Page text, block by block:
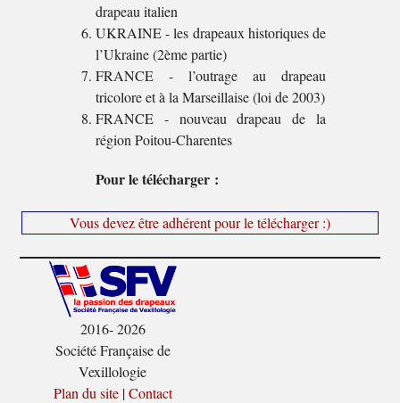
drapeau italien
UKRAINE - les drapeaux historiques de
l’Ukraine (2ème partie)
FRANCE - l’outrage au drapeau
tricolore et à la Marseillaise (loi de 2003)
FRANCE - nouveau drapeau de la
région Poitou-Charentes
Pour le télécharger :
Vous devez être adhérent pour le télécharger :)
2016- 2026
Société Française de
Vexillologie
Plan du site|Contact